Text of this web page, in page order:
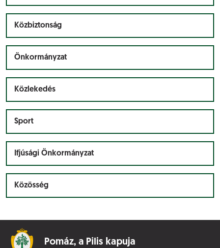
Közbiztonság
Önkormányzat
Közlekedés
Sport
Ifjúsági Önkormányzat
Közösség
Pomáz, a Pilis kapuja